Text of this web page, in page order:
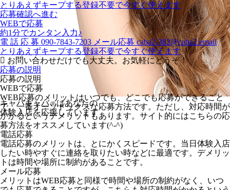
キャバキャバⓇはあなたの
体験入店を応援しています
とりあえずキープする登録不要で今すぐ使えます
応募確認へ進む
WEBで応募
約1分でカンタン入力♪
電 話 応 募 090-7843-7203 メール応募 caba2-382@caba2.email
とりあえずキープする登録不要で今すぐ使えます
お問い合わせだけでも大丈夫。お気軽にどうぞ！
応募の説明
応募の説明
WEBで応募
WEB応募のメリットはいつでも、どこでも応募ができること
で、一番オーソドックスな応募方法です。ただし、対応時間が
かかるというデメリットもあります。サイト的にはこちらの応
募方法をオススメしています(^-^)
電話応募
電話応募のメリットは、とにかくスピードです。当日体験入店
したい時やすぐに連絡を取りたい時などに最適です。デメリッ
トは時間や場所に制約があることです。
メール応募
メリットはWEB応募と同様で時間や場所の制約がなく、いつ